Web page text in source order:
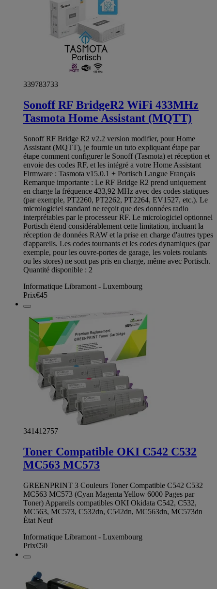
339783733
Sonoff RF BridgeR2 WiFi 433MHz
Tasmota Home Assistant (MQTT)
Sonoff RF Bridge R2 v2.2 version modifier, pour Home
Assistant (MQTT), je fournie un tuto expliquant étape par
étape comment configurer le Sonoff (Tasmota) et réception et
envoie des codes RF, et les intégré a votre Home Assistant
Firmware : Tasmota v15.0.1 + Portisch Langue Français
Remarque importante : Le RF Bridge R2 prend uniquement
en charge la fréquence 433,92 MHz avec des codes statiques
(par exemple, PT2260, PT2262, PT2264, EV1527, etc.). Le
micrologiciel standard ne reçoit que des données radio
interprétables par le processeur RF. Le micrologiciel optionnel
Portisch étend considérablement cette limitation, incluant la
réception de données RAW et la prise en charge d'autres types
d'appareils. Les codes tournants et les codes dynamiques (par
exemple, pour les ouvre-portes de garage, les volets roulants
ou les stores) ne sont pas pris en charge, même avec Portisch.
Quantité disponible : 2
Informatique Libramont - Luxembourg
Prix€45
341412757
Toner Compatible OKI C542 C532
MC563 MC573
GREENPRINT 3 Couleurs Toner Compatible C542 C532
MC563 MC573 (Cyan Magenta Yellow 6000 Pages par
Toner) Appareils compatibles OKI Okidata C542, C532,
MC563, MC573, C532dn, C542dn, MC563dn, MC573dn
État Neuf
Informatique Libramont - Luxembourg
Prix€50